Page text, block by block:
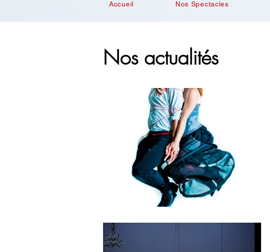
Accueil Nos Spectacles
Nos actualités